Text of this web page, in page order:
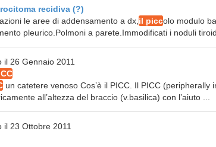
recidiva (?)
le aree di addensamento a dx, il piccolo modulo
pleurico.Polmoni a parete.Immodificati i noduli
il 26 Gennaio 2011
un catetere venoso Cos’è il PICC. Il PICC
all’altezza del braccio (v.basilica) con l’aiuto ...
il 23 Ottobre 2011